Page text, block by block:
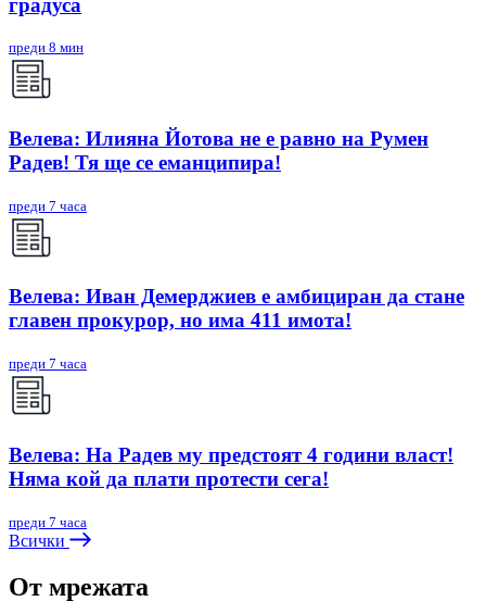
преди 8 мин
Велева: Илияна Йотова не е равно на Румен
Радев! Тя ще се еманципира!
преди 7 часа
Велева: Иван Демерджиев е амбициран да стане
главен прокурор, но има 411 имота!
преди 7 часа
Велева: На Радев му предстоят 4 години власт!
Няма кой да плати протести сега!
преди 7 часа
Всички
От мрежата